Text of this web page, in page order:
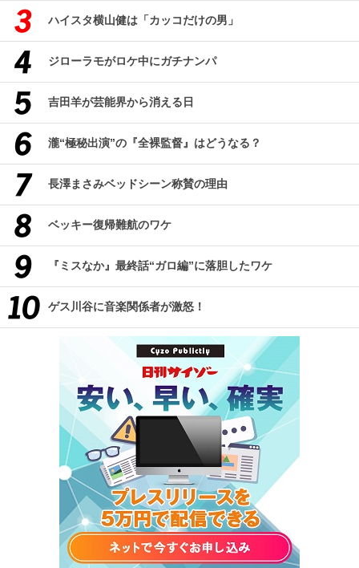
ハイスタ横山健は「カッコだけの男」
ジローラモがロケ中にガチナンパ
吉田羊が芸能界から消える日
瀧“極秘出演”の『全裸監督』はどうなる？
長澤まさみベッドシーン称賛の理由
ベッキー復帰難航のワケ
『ミスなか』最終話“ガロ編”に落胆したワケ
ゲス川谷に音楽関係者が激怒！